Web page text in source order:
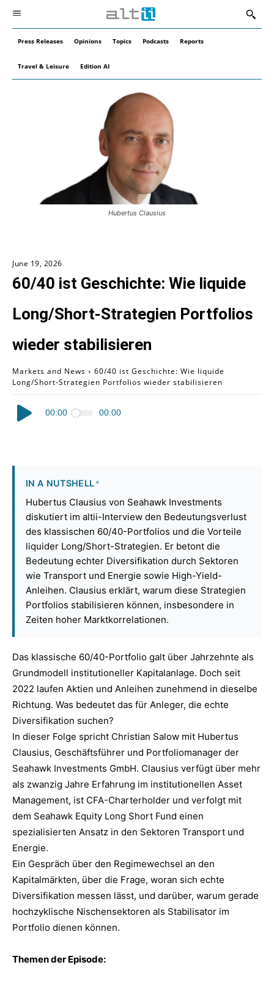
Press Releases Opinions Topics Podcasts Reports
Travel & Leisure Edition AI
Hubertus Clausius
June 19, 2026
60/40 ist Geschichte: Wie liquide
Long/Short-Strategien Portfolios
wieder stabilisieren
Markets and News
60/40 ist Geschichte: Wie liquide
Long/Short-Strategien Portfolios wieder stabilisieren
Audio
Player
00:00 00:00
IN A NUTSHELL*
Hubertus Clausius von Seahawk Investments
diskutiert im altii-Interview den Bedeutungsverlust
des klassischen 60/40-Portfolios und die Vorteile
liquider Long/Short-Strategien. Er betont die
Bedeutung echter Diversifikation durch Sektoren
wie Transport und Energie sowie High-Yield-
Anleihen. Clausius erklärt, warum diese Strategien
Portfolios stabilisieren können, insbesondere in
Zeiten hoher Marktkorrelationen.
Das klassische 60/40-Portfolio galt über Jahrzehnte als
Grundmodell institutioneller Kapitalanlage. Doch seit
2022 laufen Aktien und Anleihen zunehmend in dieselbe
Richtung. Was bedeutet das für Anleger, die echte
Diversifikation suchen?
In dieser Folge spricht Christian Salow mit Hubertus
Clausius, Geschäftsführer und Portfoliomanager der
Seahawk Investments GmbH. Clausius verfügt über mehr
als zwanzig Jahre Erfahrung im institutionellen Asset
Management, ist CFA-Charterholder und verfolgt mit
dem Seahawk Equity Long Short Fund einen
spezialisierten Ansatz in den Sektoren Transport und
Energie.
Ein Gespräch über den Regimewechsel an den
Kapitalmärkten, über die Frage, woran sich echte
Diversifikation messen lässt, und darüber, warum gerade
hochzyklische Nischensektoren als Stabilisator im
Portfolio dienen können.
Themen der Episode: